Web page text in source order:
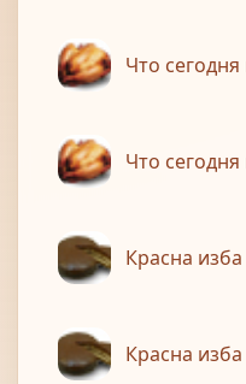
Что
Что
Красна
Красна